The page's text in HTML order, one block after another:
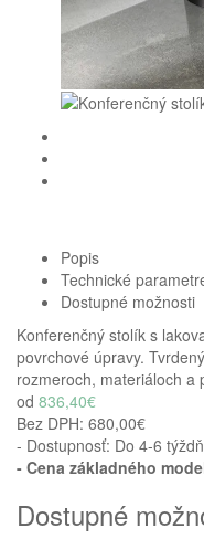
Popis
Technické
Dostupné možnosti
Konferenčný stolík s
povrchové úpravy.
rozmeroch, materiáloch a
od 836,40€
Bez DPH: 680,00€
- Dostupnosť: Do 4-6
- Cena základného
Dostupné